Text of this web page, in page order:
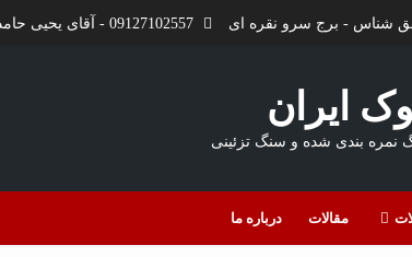
حق شناس - برج سرو نقره ای 09127102557 - آقای یحیی حامدی
ایران
بندی شده و سنگ تزئینی
مقالات درباره ما